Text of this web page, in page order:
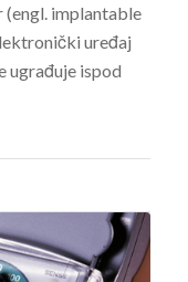
implantable
uređaj
ugrađuje ispod